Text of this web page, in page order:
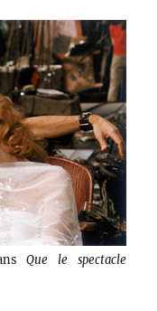
Que le spectacle